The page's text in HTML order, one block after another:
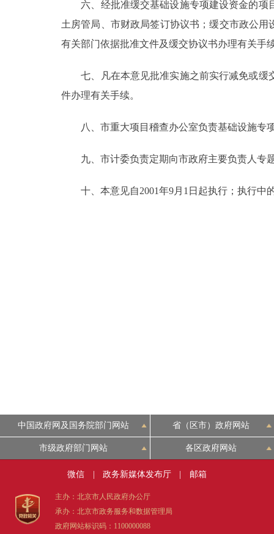
六、经批准缓交基础设施专项建设资金的项
土房管局、市财政局签订协议书；缓交市政公
有关部门依据批准文件及缓交协议书办理有关手
七、凡在本意见批准实施之前实行减免或缓
件办理有关手续。
八、市重大项目稽查办公室负责基础设施专
九、市计委负责定期向市政府主要负责人专
十、本意见自2001年9月1日起执行；执行中
中国政府网及国务院部门网站 省（区市）政府网站
市级政府部门网站 各区政府网站
微信 政务新媒体发布厅 邮箱
主办：北京市人民政府办公厅
承办：北京市政务服务和数据管理局
政府网站标识码：1100000088